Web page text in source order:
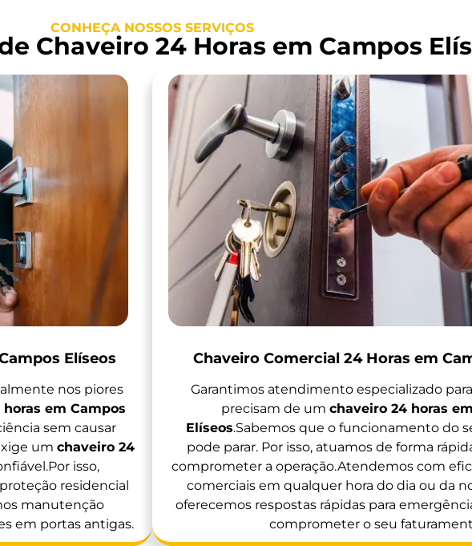
CONHEÇA NOSSOS SERVIÇOS
Chaveiro 24 Horas em Campos
Elíseos
nos piores
em Campos
sem causar
um chaveiro 24
isso,
residencial
manutenção
em portas antigas.
Chaveiro Comercial 24 Horas em
Garantimos atendimento especializado
precisam de um chaveiro 24 horas
Elíseos.Sabemos que o funcionamento do
pode parar. Por isso, atuamos de forma
comprometer a operação.Atendemos com
comerciais em qualquer hora do dia ou da
oferecemos respostas rápidas para
comprometer o seu